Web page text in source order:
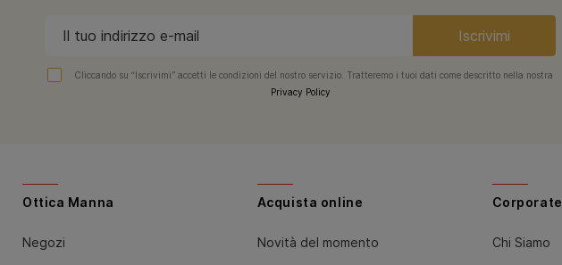
Iscrivimi
Cliccando su “Iscrivimi” accetti le condizioni del nostro servizio. Tratteremo i tuoi dati come descritto nella nostra
Privacy Policy
Ottica Manna
Negozi
Acquista online
Novità del momento
Corporate
Chi Siamo